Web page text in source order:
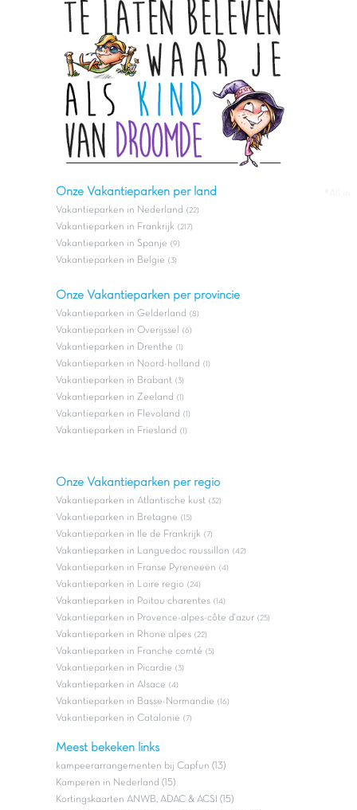
Onze Vakantieparken per land
Vakantieparken in Nederland (22)
Vakantieparken in Frankrijk (217)
Vakantieparken in Spanje (9)
Vakantieparken in Belgie (3)
Onze Vakantieparken per provincie
Vakantieparken in Gelderland (8)
Vakantieparken in Overijssel (6)
Vakantieparken in Drenthe (1)
Vakantieparken in Noord-holland (1)
Vakantieparken in Brabant (3)
Vakantieparken in Zeeland (1)
Vakantieparken in Flevoland (1)
Vakantieparken in Friesland (1)
Onze Vakantieparken per regio
Vakantieparken in Atlantische kust (32)
Vakantieparken in Bretagne (15)
Vakantieparken in Ile de Frankrijk (7)
Vakantieparken in Languedoc roussillon (42)
Vakantieparken in Franse Pyreneeën (4)
Vakantieparken in Loire regio (24)
Vakantieparken in Poitou charentes (14)
Vakantieparken in Provence-alpes-côte d'azur (25)
Vakantieparken in Rhone alpes (22)
Vakantieparken in Franche comté (5)
Vakantieparken in Picardie (3)
Vakantieparken in Alsace (4)
Vakantieparken in Basse-Normandie (16)
Vakantieparken in Catalonië (7)
Meest bekeken links
kampeerarrangementen bij Capfun (13)
Kamperen in Nederland (15)
Kortingskaarten ANWB, ADAC & ACSI (15)